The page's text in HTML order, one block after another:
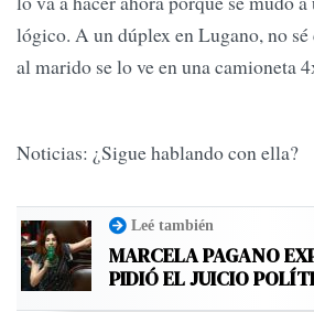
lógico. A un dúplex en Lugano, no
al marido se lo ve en una camioneta
Noticias: ¿Sigue hablando con ella?
Leé también
MARCELA PAGANO
PIDIÓ EL JUICIO